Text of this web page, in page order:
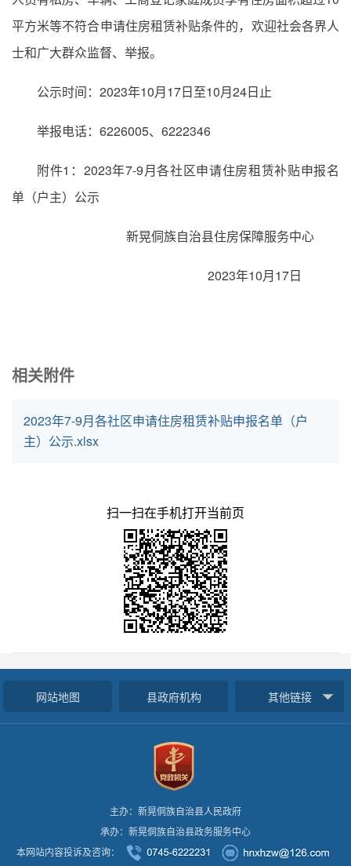
平方米等不符合申请住房租赁补贴条件的，欢迎社会各界人
士和广大群众监督、举报。
公示时间：2023年10月17日至10月24日止
举报电话：6226005、6222346
附件1：2023年7-9月各社区申请住房租赁补贴申报名
单（户主）公示
新晃侗族自治县住房保障服务中心
2023年10月17日
相关附件
2023年7-9月各社区申请住房租赁补贴申报名单（户
主）公示.xlsx
扫一扫在手机打开当前页
网站地图 县政府机构 其他链接
主办：新晃侗族自治县人民政府
承办：新晃侗族自治县政务服务中心
本网站内容投诉及咨询：